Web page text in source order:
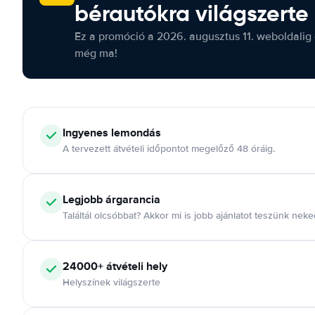
bérautókra világszerte
Ez a promóció a 2026. augusztus 11.
még ma!
Ingyenes lemondás
A tervezett átvételi időpontot megelőző 48 óráig.
Legjobb árgarancia
Találtál olcsóbbat? Akkor mi is jobb ajánlatot teszünk
24000+ átvételi hely
Helyszínek világszerte